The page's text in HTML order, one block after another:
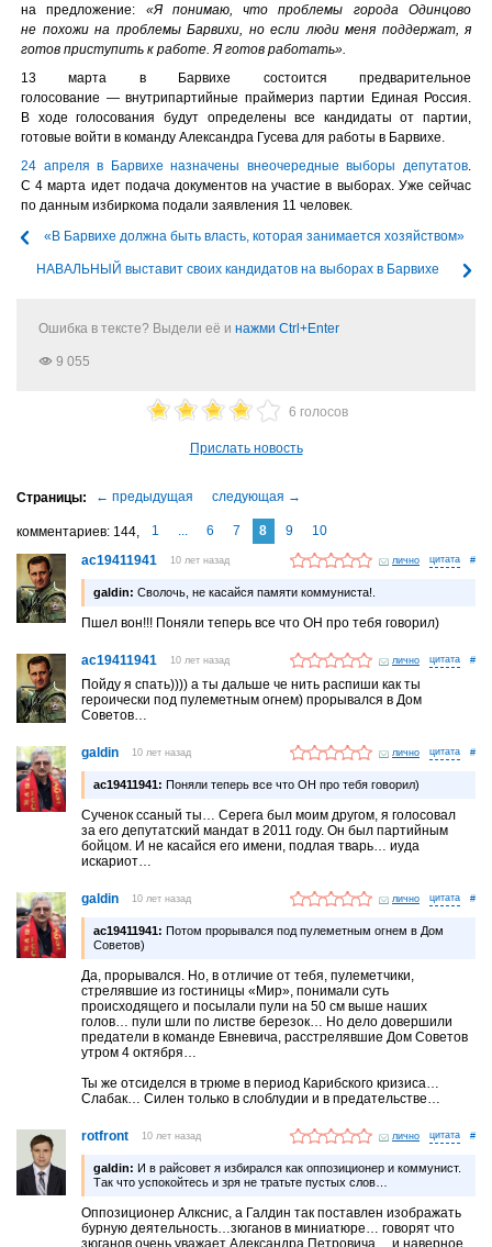
на предложение: «Я понимаю, что проблемы города Одинцово
не похожи на проблемы Барвихи, но если люди меня поддержат, я
готов приступить к работе. Я готов работать».
13 марта в Барвихе состоится предварительное
голосование — внутрипартийные праймериз партии Единая Россия.
В ходе голосования будут определены все кандидаты от партии,
готовые войти в команду Александра Гусева для работы в Барвихе.
24 апреля в Барвихе назначены внеочередные выборы депутатов.
С 4 марта идет подача документов на участие в выборах. Уже сейчас
по данным избиркома подали заявления 11 человек.
«В Барвихе должна быть власть, которая занимается хозяйством»
НАВАЛЬНЫЙ выставит своих кандидатов на выборах в Барвихе
Ошибка в тексте? Выдели её и нажми Ctrl+Enter
9 055
6 голосов
Прислать новость
комментариев 144 1 ... 6 7 8 9
10
ac19411941
10 лет назад лично #
galdin: Сволочь, не касайся памяти коммуниста!.
Пшел вон!!! Поняли теперь все что ОН про тебя говорил)
ac19411941 10 лет назад лично #
Пойду я спать)))) а ты дальше че нить распиши как ты
героически под пулеметным огнем) прорывался в Дом
Советов…
galdin 10 лет назад лично #
ac19411941: Поняли теперь все что ОН про тебя говорил)
Сученок ссаный ты… Серега был моим другом, я голосовал
за его депутатский мандат в 2011 году. Он был партийным
бойцом. И не касайся его имени, подлая тварь… иуда
искариот…
galdin 10 лет назад лично #
ac19411941: Потом прорывался под пулеметным огнем в Дом
Советов)
Да, прорывался. Но, в отличие от тебя, пулеметчики,
стрелявшие из гостиницы «Мир», понимали суть
происходящего и посылали пули на 50 см выше наших
голов… пули шли по листве березок… Но дело довершили
предатели в команде Евневича, расстрелявшие Дом Советов
утром 4 октября…
Ты же отсиделся в трюме в период Карибского кризиса…
Слабак… Силен только в слоблудии и в предательстве…
rotfront 10 лет назад лично #
galdin: И в райсовет я избирался как оппозиционер и коммунист.
Так что успокойтесь и зря не тратьте пустых слов…
Оппозиционер Алкснис, а Галдин так поставлен изображать
бурную деятельность…зюганов в миниатюре… говорят что